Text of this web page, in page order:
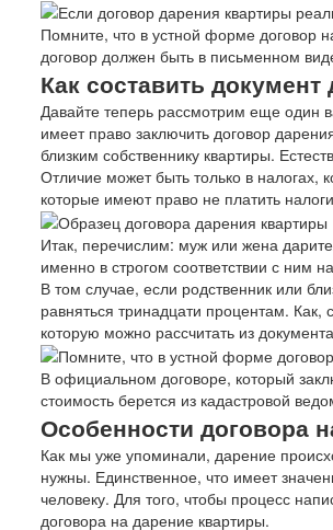
Помните, что в устной форме договор
договор должен быть в письменном
Как составить
Давайте теперь рассмотрим еще один
имеет право заключить договор
близким собственнику квартиры.
Отличие может быть только в налогах,
которые имеют право не платить
Итак, перечислим: муж или жена
именно в строгом соответствии с ним
В том случае, если родственник или
равняться тринадцати процентам.
которую можно рассчитать из
В официальном договоре, который
стоимость берется из кадастровой
Особенности договора
Как мы уже упоминали, дарение
нужны. Единственное, что имеет
человеку. Для того, чтобы процесс
договора на дарение квартиры.